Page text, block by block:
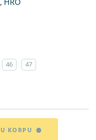
46 47
KORPU